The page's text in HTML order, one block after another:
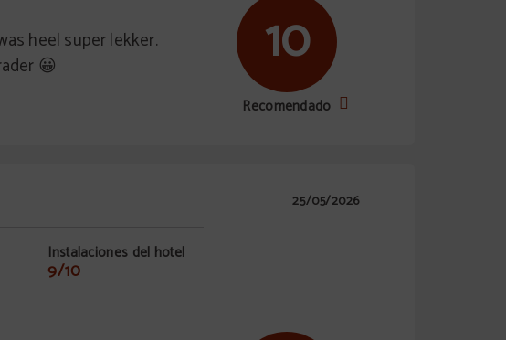
heel super lekker.
😀
10
Recomendado
25/05/2026
Instalaciones del hotel
9/10